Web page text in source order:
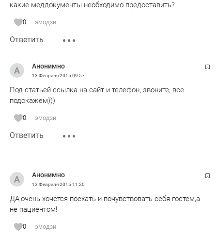
какие меддокументы необходимо предоставить?
0 эмодзи
Ответить
Анонимно
13 Февраля 201509:57
Под статьей ссылка на сайт и телефон, звоните, все
подскажем)))
0 эмодзи
Ответить
Анонимно
13 Февраля 201511:20
ДА,очень хочется поехать и почувствовать себя гостем,а
не пациентом!
0 эмодзи